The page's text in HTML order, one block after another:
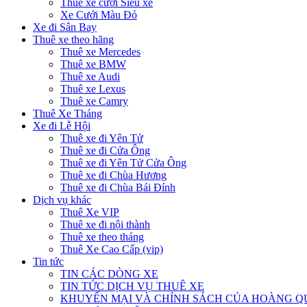
Thuê xe cưới Siêu xe
Xe Cưới Màu Đỏ
Xe đi Sân Bay
Thuê xe theo hãng
Thuê xe Mercedes
Thuê xe BMW
Thuê xe Audi
Thuê xe Lexus
Thuê xe Camry
Thuê Xe Tháng
Xe đi Lễ Hội
Thuê xe đi Yên Tử
Thuê xe đi Cửa Ông
Thuê xe đi Yên Tử Cửa Ông
Thuê xe đi Chùa Hương
Thuê xe đi Chùa Bái Đính
Dịch vụ khác
Thuê Xe VIP
Thuê xe đi nội thành
Thuê xe theo tháng
Thuê Xe Cao Cấp (vip)
Tin tức
TIN CÁC DÒNG XE
TIN TỨC DỊCH VỤ THUÊ XE
KHUYẾN MẠI VÀ CHÍNH SÁCH CỦA HOÀNG